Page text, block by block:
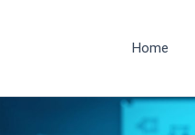
Home